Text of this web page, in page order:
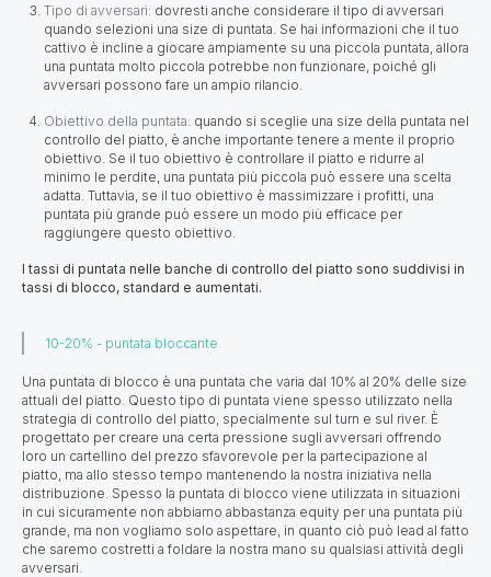
Tipo di avversari: dovresti anche considerare il tipo di avversari
quando selezioni una size di puntata. Se hai informazioni che il tuo
cattivo è incline a giocare ampiamente su una piccola puntata, allora
una puntata molto piccola potrebbe non funzionare, poiché gli
avversari possono fare un ampio rilancio.
Obiettivo della puntata: quando si sceglie una size della puntata nel
controllo del piatto, è anche importante tenere a mente il proprio
obiettivo. Se il tuo obiettivo è controllare il piatto e ridurre al
minimo le perdite, una puntata più piccola può essere una scelta
adatta. Tuttavia, se il tuo obiettivo è massimizzare i profitti, una
puntata più grande può essere un modo più efficace per
raggiungere questo obiettivo.
I tassi di puntata nelle banche di controllo del piatto sono suddivisi in
tassi di blocco, standard e aumentati.
10-20% - puntata bloccante
Una puntata di blocco è una puntata che varia dal 10% al 20% delle size
attuali del piatto. Questo tipo di puntata viene spesso utilizzato nella
strategia di controllo del piatto, specialmente sul turn e sul river. È
progettato per creare una certa pressione sugli avversari offrendo
loro un cartellino del prezzo sfavorevole per la partecipazione al
piatto, ma allo stesso tempo mantenendo la nostra iniziativa nella
distribuzione. Spesso la puntata di blocco viene utilizzata in situazioni
in cui sicuramente non abbiamo abbastanza equity per una puntata più
grande, ma non vogliamo solo aspettare, in quanto ciò può lead al fatto
che saremo costretti a foldare la nostra mano su qualsiasi attività degli
avversari.